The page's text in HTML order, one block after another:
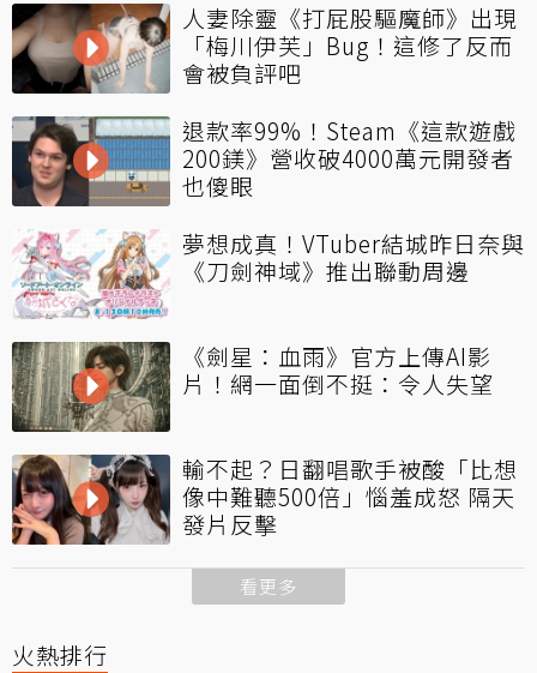
人妻除靈《打屁股驅魔師》出現
「梅川伊芙」Bug！這修了反而
會被負評吧
退款率99%！Steam《這款遊戲
200鎂》營收破4000萬元開發者
也傻眼
夢想成真！VTuber結城昨日奈與
《刀劍神域》推出聯動周邊
《劍星：血雨》官方上傳AI影
片！網一面倒不挺：令人失望
輸不起？日翻唱歌手被酸「比想
像中難聽500倍」惱羞成怒 隔天
發片反擊
看更多
火熱排行